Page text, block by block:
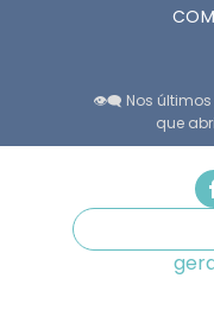
👁️‍🗨️ Nos últimos
que